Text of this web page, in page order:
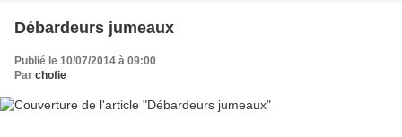
Débardeurs jumeaux
Publié le 10/07/2014 à 09:00
Par chofie